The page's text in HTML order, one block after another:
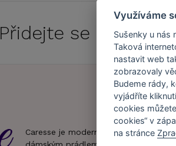
Přidejte se do
Caresse je moderní obchod s
dámským prádlem.
Využíváme
Sušenky u nás
Taková
nastavit web
zobrazovaly
Budeme rády,
vyjádříte
cookies
cookies“ v
na stránce